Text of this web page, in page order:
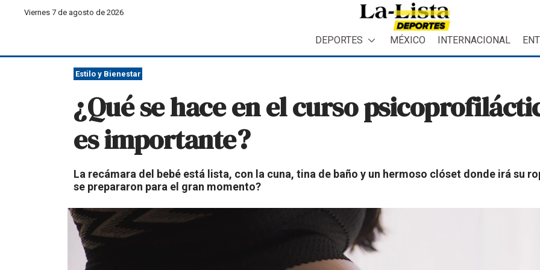
Viernes 7 de agosto de 2026
DEPORTES MÉXICO INTERNACIONAL
Estilo y Bienestar
¿Qué se hace en el curso
es importante?
La recámara del bebé está lista, con la cuna, tina de baño y un hermoso clóset donde irá su
se prepararon para el gran momento?